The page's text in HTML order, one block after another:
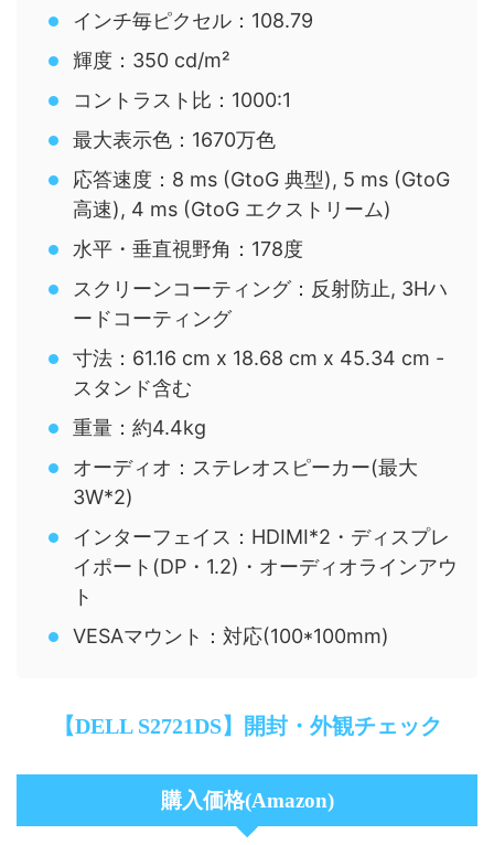
インチ毎ピクセル：108.79
輝度：350 cd/m²
コントラスト比：1000:1
最大表示色：1670万色
応答速度：8 ms (GtoG 典型), 5 ms (GtoG
高速), 4 ms (GtoG エクストリーム)
水平・垂直視野角：178度
スクリーンコーティング：反射防止, 3Hハ
ードコーティング
寸法：61.16 cm x 18.68 cm x 45.34 cm -
スタンド含む
重量：約4.4kg
オーディオ：ステレオスピーカー(最大
3W*2)
インターフェイス：HDIMI*2・ディスプレ
イポート(DP・1.2)・オーディオラインアウ
ト
VESAマウント：対応(100*100mm)
【DELL S2721DS】開封・外観チェック
購入価格(Amazon)